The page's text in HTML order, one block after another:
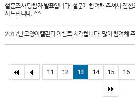
설문조사 당첨자 발표입니다. 설문에 참여해 주셔서 진심
사드립니다. ^^
2017년 고양이캘린더 이벤트 시작합니다. 많이 참여해
11 12 13 14 15 16